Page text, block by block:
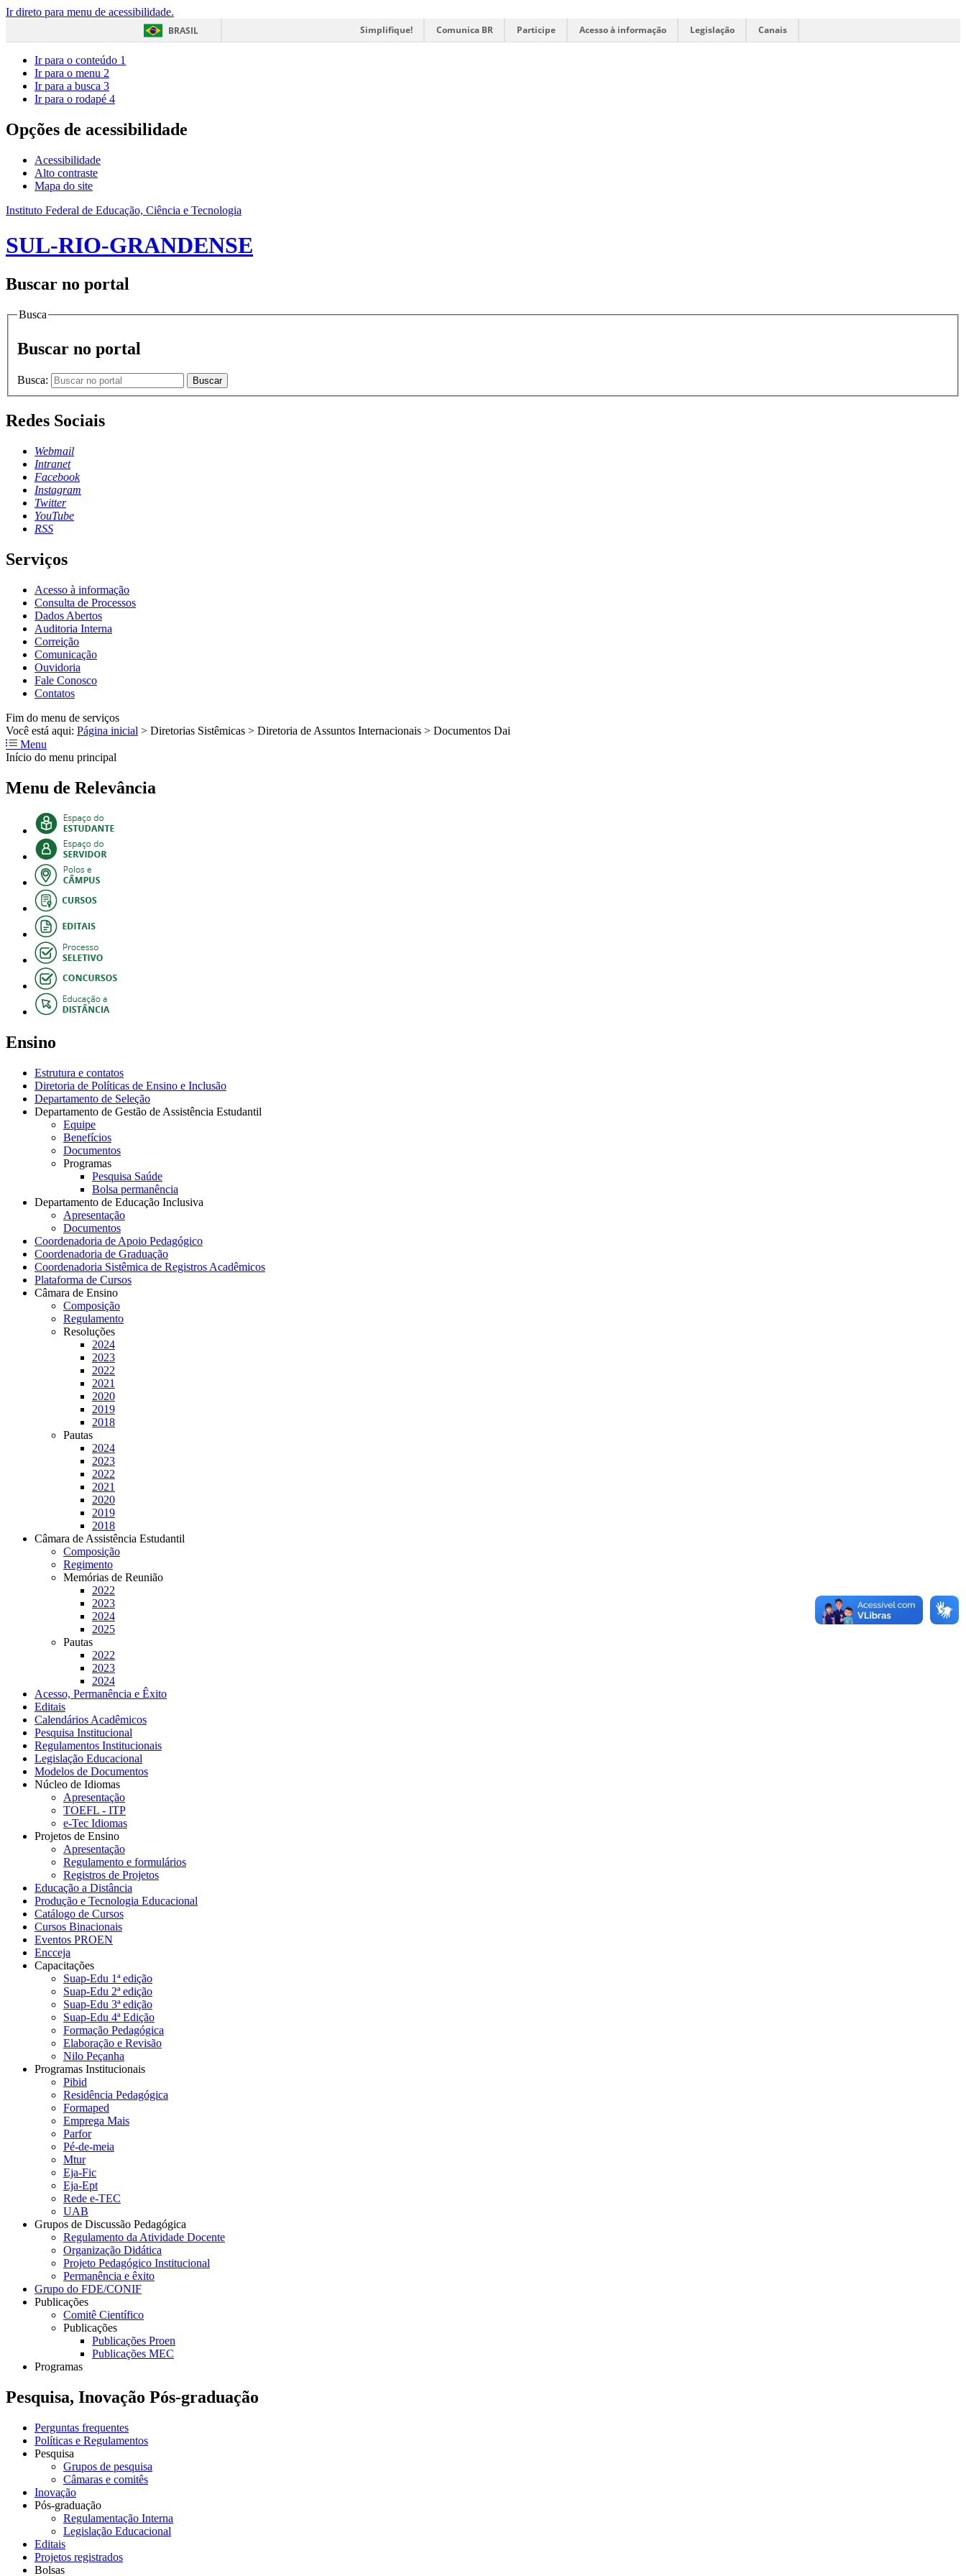
Ir direto para menu de acessibilidade.
BRASIL
Simplifique! Comunica BR Participe Acesso à informação Legislação Canais
Ir para o conteúdo 1
Ir para o menu 2
Ir para a busca 3
Ir para o rodapé 4
Opções de acessibilidade
Acessibilidade
Alto contraste
Mapa do site
Instituto Federal de Educação, Ciência e Tecnologia
SUL-RIO-GRANDENSE
Buscar no portal
Busca
Buscar no portal
Busca: Buscar
Redes Sociais
Webmail
Intranet
Facebook
Instagram
Twitter
YouTube
RSS
Serviços
Acesso à informação
Consulta de Processos
Dados Abertos
Auditoria Interna
Correição
Comunicação
Ouvidoria
Fale Conosco
Contatos
Fim do menu de serviços
Você está aqui: Página inicial > Diretorias Sistêmicas > Diretoria de Assuntos Internacionais > Documentos Dai
Menu
Início do menu principal
Menu de Relevância
Ensino
Estrutura e contatos
Diretoria de Políticas de Ensino e Inclusão
Departamento de Seleção
Departamento de Gestão de Assistência Estudantil
Equipe
Benefícios
Documentos
Programas
Pesquisa Saúde
Bolsa permanência
Departamento de Educação Inclusiva
Apresentação
Documentos
Coordenadoria de Apoio Pedagógico
Coordenadoria de Graduação
Coordenadoria Sistêmica de Registros Acadêmicos
Plataforma de Cursos
Câmara de Ensino
Composição
Regulamento
Resoluções
2024
2023
2022
2021
2020
2019
2018
Pautas
2024
2023
2022
2021
2020
2019
2018
Câmara de Assistência Estudantil
Composição
Regimento
Memórias de Reunião
2022
2023
2024
2025
Pautas
2022
2023
2024
Acesso, Permanência e Êxito
Editais
Calendários Acadêmicos
Pesquisa Institucional
Regulamentos Institucionais
Legislação Educacional
Modelos de Documentos
Núcleo de Idiomas
Apresentação
TOEFL - ITP
e-Tec Idiomas
Projetos de Ensino
Apresentação
Regulamento e formulários
Registros de Projetos
Educação a Distância
Produção e Tecnologia Educacional
Catálogo de Cursos
Cursos Binacionais
Eventos PROEN
Encceja
Capacitações
Suap-Edu 1ª edição
Suap-Edu 2ª edição
Suap-Edu 3ª edição
Suap-Edu 4ª Edição
Formação Pedagógica
Elaboração e Revisão
Nilo Peçanha
Programas Institucionais
Pibid
Residência Pedagógica
Formaped
Emprega Mais
Parfor
Pé-de-meia
Mtur
Eja-Fic
Eja-Ept
Rede e-TEC
UAB
Grupos de Discussão Pedagógica
Regulamento da Atividade Docente
Organização Didática
Projeto Pedagógico Institucional
Permanência e êxito
Grupo do FDE/CONIF
Publicações
Comitê Científico
Publicações
Publicações Proen
Publicações MEC
Programas
Pesquisa, Inovação Pós-graduação
Perguntas frequentes
Políticas e Regulamentos
Pesquisa
Grupos de pesquisa
Câmaras e comitês
Inovação
Pós-graduação
Regulamentação Interna
Legislação Educacional
Editais
Projetos registrados
Bolsas